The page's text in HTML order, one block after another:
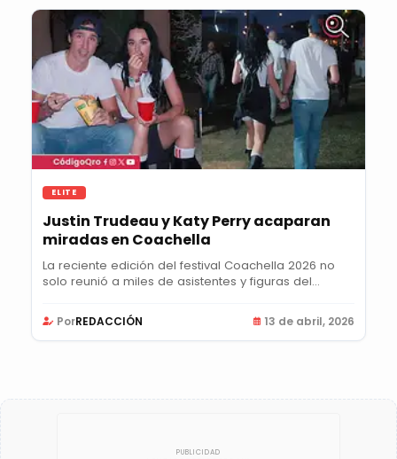
ELITE
Justin Trudeau y Katy Perry acaparan
miradas en Coachella
La reciente edición del festival Coachella 2026 no
solo reunió a miles de asistentes y figuras del...
PorREDACCIÓN 13 de abril, 2026